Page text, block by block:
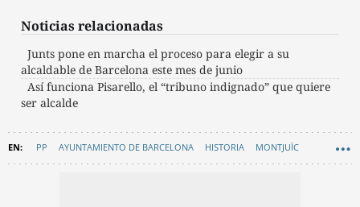
Noticias relacionadas
Junts pone en marcha el proceso para elegir a su
alcaldable de Barcelona este mes de junio
Así funciona Pisarello, el “tribuno indignado” que quiere
ser alcalde
PP AYUNTAMIENTO DE BARCELONA HISTORIA MONTJUÏC